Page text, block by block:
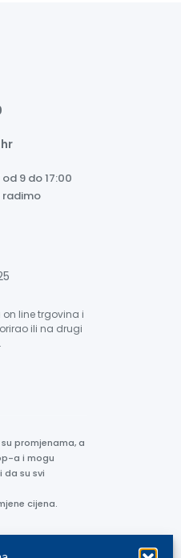
od 9 do 17:00
radimo
line trgovina i
ili na drugi
promjenama, a
a i mogu
su svi
cijena.